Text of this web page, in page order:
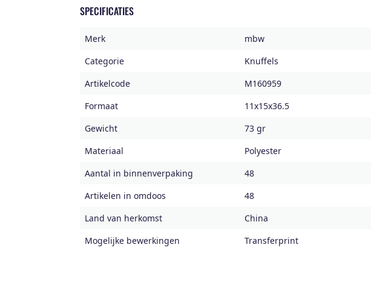
SPECIFICATIES
Merk
mbw
Categorie
Knuffels
Artikelcode
M160959
Formaat
11x15x36.5
Gewicht
73 gr
Materiaal
Polyester
Aantal in binnenverpaking
48
Artikelen in omdoos
48
Land van herkomst
China
Mogelijke bewerkingen
Transferprint